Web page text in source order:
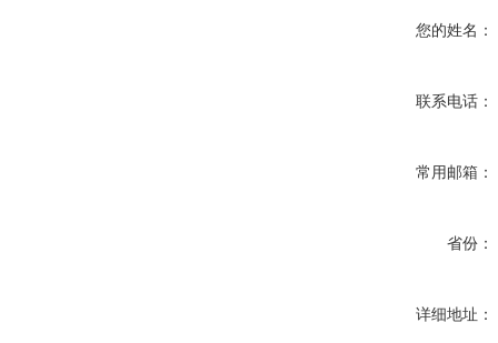
您的姓名：
联系电话：
常用邮箱：
省份：
详细地址：